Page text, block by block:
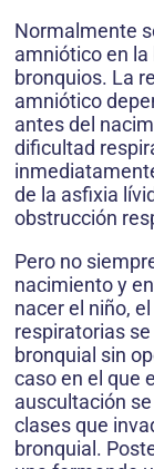
Normalmente
amniótico en
bronquios. La
amniótico
antes del
dificultad
de la asfixia
obstrucción
Pero no
nacimiento y
nacer el niño,
respiratorias
bronquial sin
caso en el que
auscultación
clases que
bronquial.